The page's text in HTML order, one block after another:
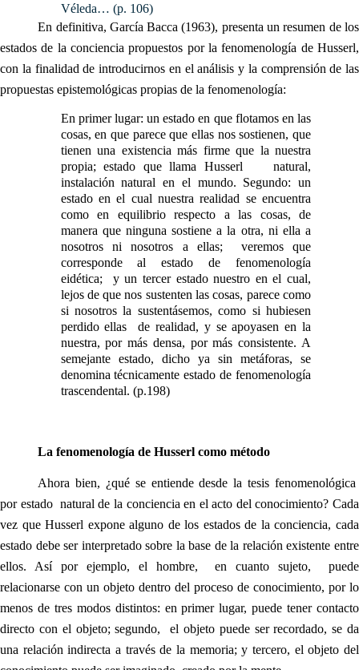
Véleda… (p. 106)
En definitiva, García Bacca (1963), presenta un resumen de los
estados de la conciencia propuestos por la fenomenología de Husserl,
con la finalidad de introducirnos en el análisis y la comprensión de las
propuestas epistemológicas propias de la fenomenología:
En primer lugar: un estado en que flotamos en las
cosas, en que parece que ellas nos sostienen, que
tienen una existencia más firme que la nuestra
propia; estado que llama Husserl natural,
instalación natural en el mundo. Segundo: un
estado en el cual nuestra realidad se encuentra
como en equilibrio respecto a las cosas, de
manera que ninguna sostiene a la otra, ni ella a
nosotros ni nosotros a ellas; veremos que
corresponde al estado de fenomenología
eidética; y un tercer estado nuestro en el cual,
lejos de que nos sustenten las cosas, parece como
si nosotros la sustentásemos, como si hubiesen
perdido ellas de realidad, y se apoyasen en la
nuestra, por más densa, por más consistente. A
semejante estado, dicho ya sin metáforas, se
denomina técnicamente estado de fenomenología
trascendental. (p.198)
La fenomenología de Husserl como método
Ahora bien, ¿qué se entiende desde la tesis fenomenológica
por estado natural de la conciencia en el acto del conocimiento? Cada
vez que Husserl expone alguno de los estados de la conciencia, cada
estado debe ser interpretado sobre la base de la relación existente entre
ellos. Así por ejemplo, el hombre, en cuanto sujeto, puede
relacionarse con un objeto dentro del proceso de conocimiento, por lo
menos de tres modos distintos: en primer lugar, puede tener contacto
directo con el objeto; segundo, el objeto puede ser recordado, se da
una relación indirecta a través de la memoria; y tercero, el objeto del